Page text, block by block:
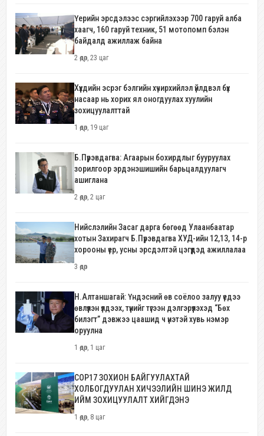
Үерийн эрсдэлээс сэргийлэхээр 700 гаруй алба
хаагч, 160 гаруй техник, 51 мотопомп бэлэн
байдалд ажиллаж байна
2 өдөр, 23 цаг
Хүүхдийн эсрэг бэлгийн хүчирхийлэл үйлдвэл бүх
насаар нь хорих ял оногдуулах хуулийн
зохицуулалттай
1 өдөр, 19 цаг
Б.Пүрэвдагва: Агаарын бохирдлыг бууруулах
зорилгоор эрдэнэшишийн барьцалдуулагч
ашиглана
2 өдөр, 2 цаг
Нийслэлийн Засаг дарга бөгөөд Улаанбаатар
хотын Захирагч Б.Пүрэвдагва ХУД-ийн 12,13, 14-р
хорооны үер, усны эрсдэлтэй цэгүүдэд ажиллалаа
3 өдөр
Н.Алтаншагай: Үндэсний өв соёлоо залуу үедээ
өвлүүлэн үлдээх, түүнийг түгээн дэлгэрүүлэхэд “Бөх
билэгт” дэвжээ цаашид ч үнэтэй хувь нэмэр
оруулна
1 өдөр, 1 цаг
COP17 ЗОХИОН БАЙГУУЛАХТАЙ
ХОЛБОГДУУЛАН ХИЧЭЭЛИЙН ШИНЭ ЖИЛД
ИЙМ ЗОХИЦУУЛАЛТ ХИЙГДЭНЭ
1 өдөр, 8 цаг